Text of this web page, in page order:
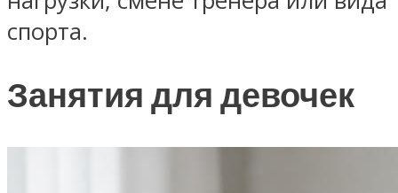
спорта.
Занятия для девочек